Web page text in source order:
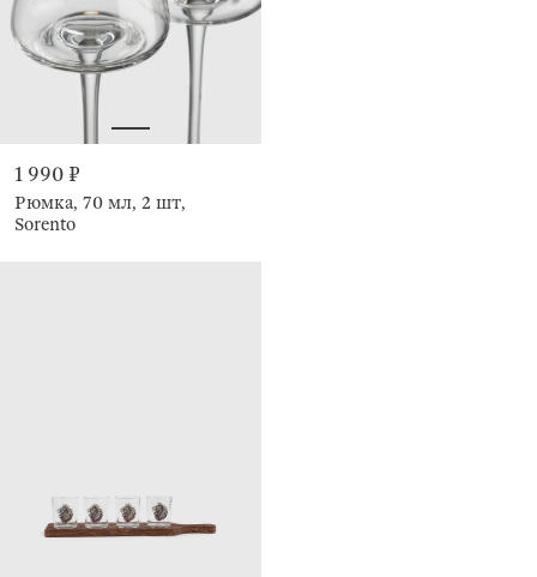
1 990 ₽
Рюмка, 70 мл, 2 шт,
Sorento